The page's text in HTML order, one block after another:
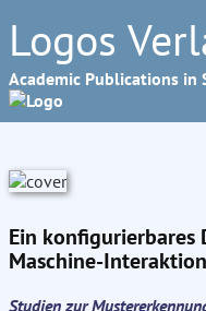
Logos
Academic Publications in
Ein konfigurierbares
Maschine-
Studien zur